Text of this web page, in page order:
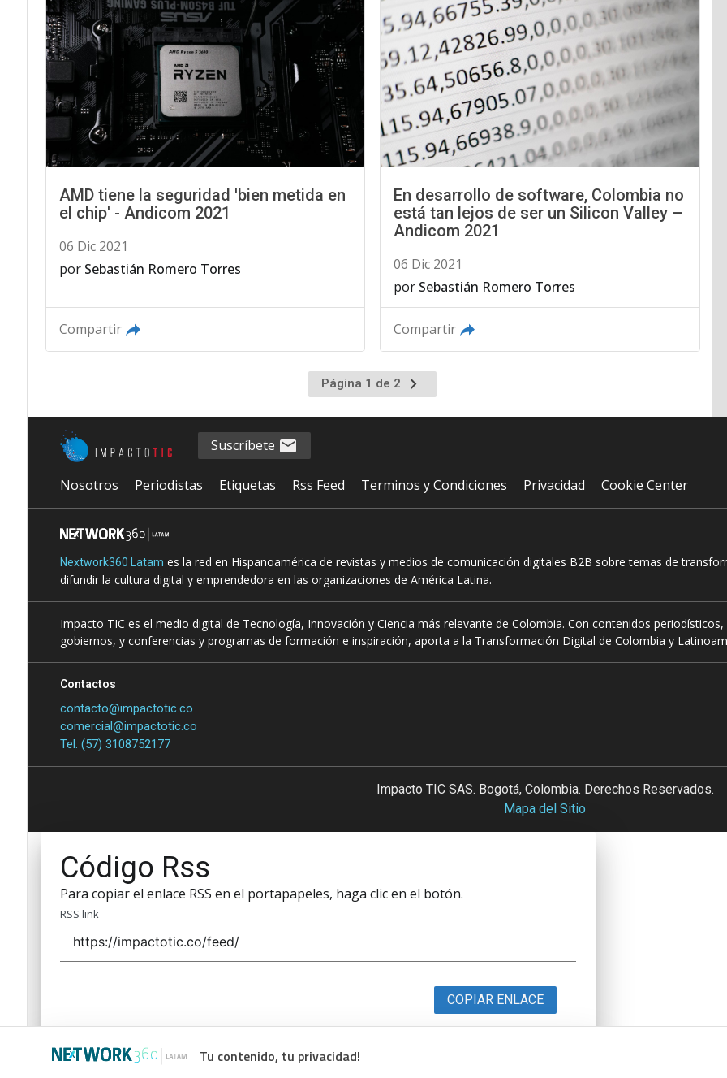
AMD tiene la seguridad 'bien metida en
el chip' - Andicom 2021
06 Dic 2021
por Sebastián Romero Torres
Compartir
En desarrollo de software, Colombia no
está tan lejos de ser un Silicon Valley –
Andicom 2021
06 Dic 2021
por Sebastián Romero Torres
Compartir
Página 1 de 2
Ir
a
la
Tu contenido, tu privacidad!
Suscríbete
Nosotros Periodistas Etiquetas Rss Feed Terminos y Condiciones Privacidad Cookie Center
Nextwork360 Latam es la red en Hispanoamérica de revistas y medios de comunicación digitales B2B sobre temas de
difundir la cultura digital y emprendedora en las organizaciones de América Latina.
Impacto TIC es el medio digital de Tecnología, Innovación y Ciencia más relevante de Colombia. Con contenidos
gobiernos, y conferencias y programas de formación e inspiración, aporta a la Transformación Digital de Colombia y
Contactos
contacto@impactotic.co
comercial@impactotic.co
Tel. (57) 3108752177
Impacto TIC SAS. Bogotá, Colombia. Derechos Reservados.
Mapa del Sitio
Código Rss
Para copiar el enlace RSS en el portapapeles, haga clic en el botón.
RSS link
COPIAR ENLACE